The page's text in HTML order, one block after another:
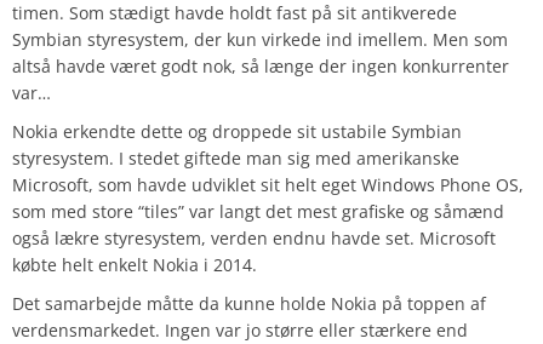
timen. Som stædigt havde holdt fast på sit antikverede
Symbian styresystem, der kun virkede ind imellem. Men som
altså havde været godt nok, så længe der ingen konkurrenter
var…
Nokia erkendte dette og droppede sit ustabile Symbian
styresystem. I stedet giftede man sig med amerikanske
Microsoft, som havde udviklet sit helt eget Windows Phone OS,
som med store “tiles” var langt det mest grafiske og såmænd
også lækre styresystem, verden endnu havde set. Microsoft
købte helt enkelt Nokia i 2014.
Det samarbejde måtte da kunne holde Nokia på toppen af
verdensmarkedet. Ingen var jo større eller stærkere end